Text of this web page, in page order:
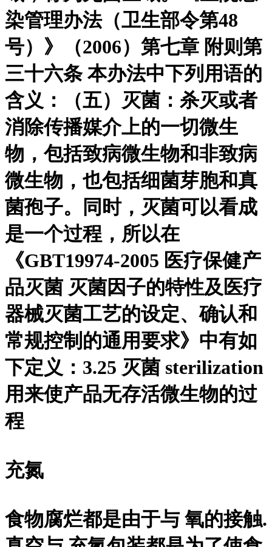
染管理办法（卫生部令第48
号）》（2006）第七章 附则第
三十六条 本办法中下列用语的
含义：（五）灭菌：杀灭或者
消除传播媒介上的一切微生
物，包括致病微生物和非致病
微生物，也包括细菌芽胞和真
菌孢子。同时，灭菌可以看成
是一个过程，所以在
《GBT19974-2005 医疗保健产
品灭菌 灭菌因子的特性及医疗
器械灭菌工艺的设定、确认和
常规控制的通用要求》中有如
下定义：3.25 灭菌 sterilization
用来使产品无存活微生物的过
程
充氮
食物腐烂都是由于与 氧的接触.